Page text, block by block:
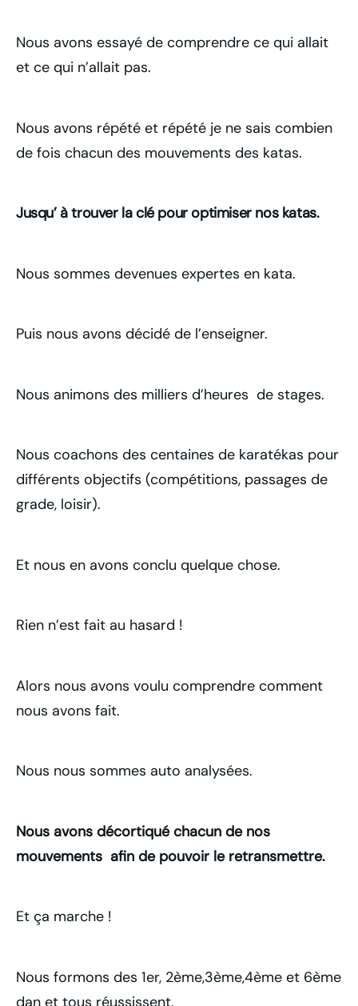
Nous avons essayé de comprendre ce qui allait
et ce qui n’allait pas.
Nous avons répété et répété je ne sais combien
de fois chacun des mouvements des katas.
Jusqu’ à trouver la clé pour optimiser nos katas.
Nous sommes devenues expertes en kata.
Puis nous avons décidé de l’enseigner.
Nous animons des milliers d’heures de stages.
Nous coachons des centaines de karatékas pour
différents objectifs (compétitions, passages de
grade, loisir).
Et nous en avons conclu quelque chose.
Rien n’est fait au hasard !
Alors nous avons voulu comprendre comment
nous avons fait.
Nous nous sommes auto analysées.
Nous avons décortiqué chacun de nos
mouvements afin de pouvoir le retransmettre.
Et ça marche !
Nous formons des 1er, 2ème,3ème,4ème et 6ème
dan et tous réussissent.